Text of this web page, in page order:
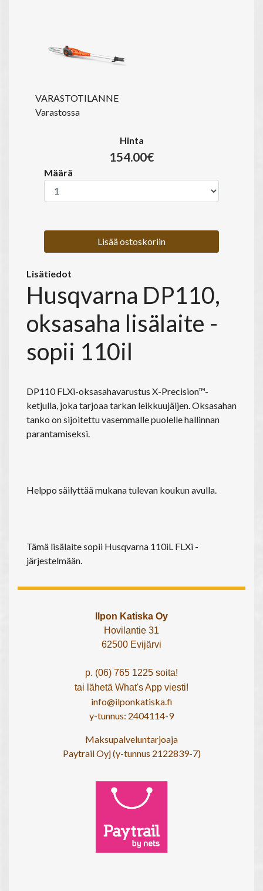
VARASTOTILANNE
Varastossa
Hinta
154.00€
Määrä
Lisää ostoskoriin
Lisätiedot
Husqvarna DP110,
oksasaha lisälaite -
sopii 110il
DP110 FLXi-oksasahavarustus X-Precision™-
ketjulla, joka tarjoaa tarkan leikkuujäljen. Oksasahan
tanko on sijoitettu vasemmalle puolelle hallinnan
parantamiseksi.
Helppo säilyttää mukana tulevan koukun avulla.
Tämä lisälaite sopii Husqvarna 110iL FLXi -
järjestelmään.
Ilpon Katiska Oy
Hovilantie 31
62500 Evijärvi
p. (06) 765 1225 soita!
tai lähetä What's App viesti!
info@ilponkatiska.fi
y-tunnus: 2404114-9
Maksupalveluntarjoaja
Paytrail Oyj (y-tunnus 2122839-7)